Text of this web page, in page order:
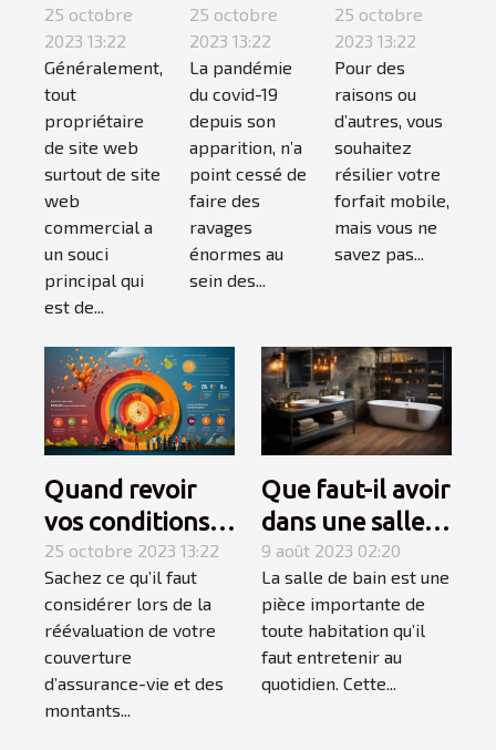
internet :
qu’est-ce
que c’est ?
25 octobre
2023 13:22
Généralement,
tout
propriétaire
de site web
surtout de site
web
commercial a
un souci
principal qui
est de...
covid-19 :
suivez-
les !
25 octobre
2023 13:22
La pandémie
du covid-19
depuis son
apparition, n’a
point cessé de
faire des
ravages
énormes au
sein des...
téléphone
mobile,
comment
ça
marche ?
25 octobre
2023 13:22
Pour des
raisons ou
d’autres, vous
souhaitez
résilier votre
forfait mobile,
mais vous ne
savez pas...
Quand revoir
vos conditions
d’assurance-
vie ?
25 octobre 2023 13:22
Sachez ce qu’il faut
considérer lors de la
réévaluation de votre
couverture
d’assurance-vie et des
montants...
Que faut-il avoir
dans une salle
de bain pour
qu’elle soit
complète et
élégante ?
9 août 2023 02:20
La salle de bain est une
pièce importante de
toute habitation qu’il
faut entretenir au
quotidien. Cette...